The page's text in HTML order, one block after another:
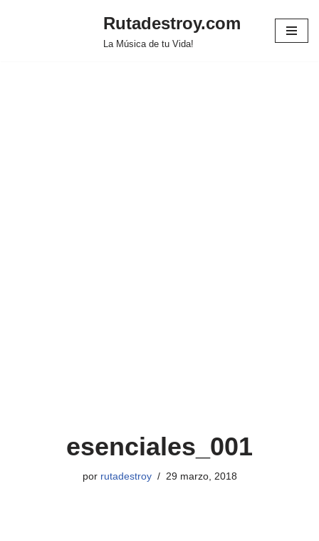
Rutadestroy.com
La Música de tu Vida!
esenciales_001
por rutadestroy 29 marzo, 2018